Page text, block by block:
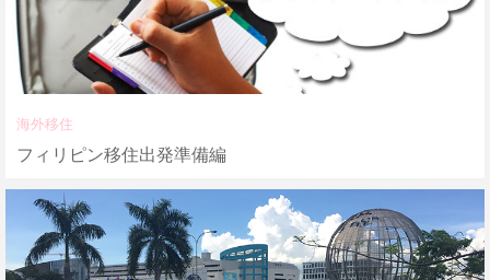
海外移住
フィリピン移住出発準備編